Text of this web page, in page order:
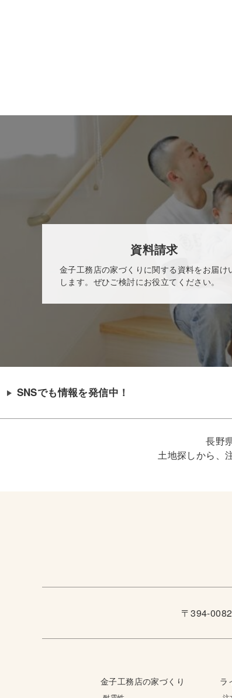
資料請求
金子工務店の家づくりに関する資料をお届け
します。ぜひご検討にお役立てください。
SNSでも情報を発信中！
長野
土地探しから、
〒394-
金子工務店の家づくり ラ